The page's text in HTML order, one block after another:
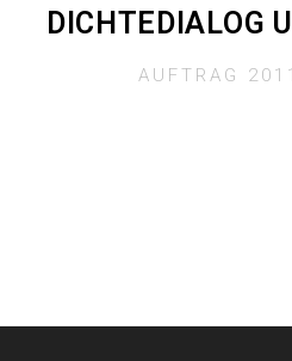
DICHTEDIALOG
AUFTRAG 2011